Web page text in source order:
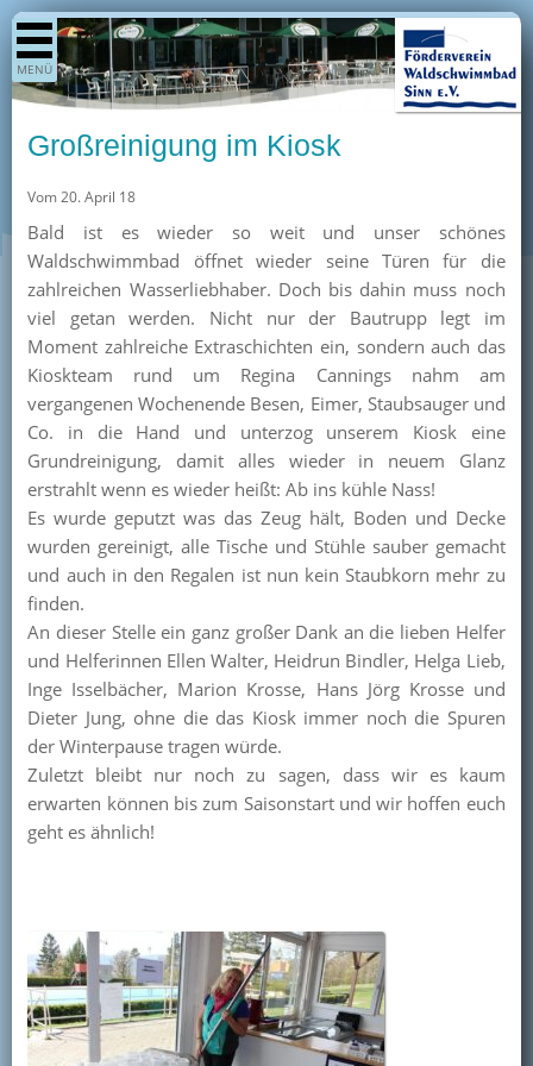
MENÜ
Shop
Aktuelles
Termine
Berichte
Bilder
/ Preise
Kurse
Unterstützer
Team
Pressearchiv
Mitglied werden
Großreinigung im Kiosk
Vom 20. April 18
Bald ist es wieder so weit und unser schönes
Waldschwimmbad öffnet wieder seine Türen für die
zahlreichen Wasserliebhaber. Doch bis dahin muss noch
viel getan werden. Nicht nur der Bautrupp legt im
Moment zahlreiche Extraschichten ein, sondern auch das
Kioskteam rund um Regina Cannings nahm am
vergangenen Wochenende Besen, Eimer, Staubsauger und
Co. in die Hand und unterzog unserem Kiosk eine
Grundreinigung, damit alles wieder in neuem Glanz
erstrahlt wenn es wieder heißt: Ab ins kühle Nass!
Es wurde geputzt was das Zeug hält, Boden und Decke
wurden gereinigt, alle Tische und Stühle sauber gemacht
und auch in den Regalen ist nun kein Staubkorn mehr zu
finden.
An dieser Stelle ein ganz großer Dank an die lieben Helfer
und Helferinnen Ellen Walter, Heidrun Bindler, Helga Lieb,
Inge Isselbächer, Marion Krosse, Hans Jörg Krosse und
Dieter Jung, ohne die das Kiosk immer noch die Spuren
der Winterpause tragen würde.
Zuletzt bleibt nur noch zu sagen, dass wir es kaum
erwarten können bis zum Saisonstart und wir hoffen euch
geht es ähnlich!